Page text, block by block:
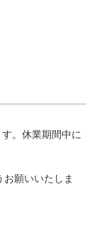
。休業期間中に
願いいたしま